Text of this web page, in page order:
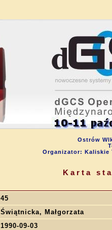
Ostrów
Organizator: Kaliskie
Karta
45
Świątnicka, Małgorzata
1990-09-03